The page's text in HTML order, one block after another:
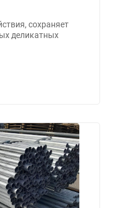
сохраняет
деликатных